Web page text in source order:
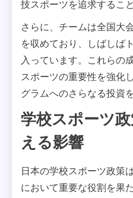
技スポーツを追求するこ
さらに、チームは全国大
を収めており、しばしば
入っています。これらの
スポーツの重要性を強化
グラムへのさらなる投資
学校スポーツ
える影響
日本の学校スポーツ政策
において重要な役割を果